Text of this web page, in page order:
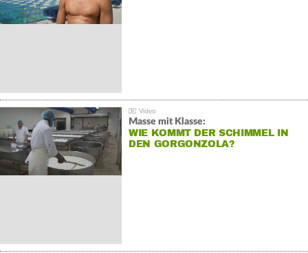
Masse mit Klasse:
WIE KOMMT DER SCHIMMEL IN
DEN GORGONZOLA?